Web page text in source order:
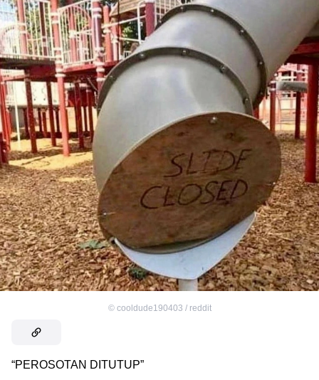
© cooldude190403 / reddit
“PEROSOTAN DITUTUP”